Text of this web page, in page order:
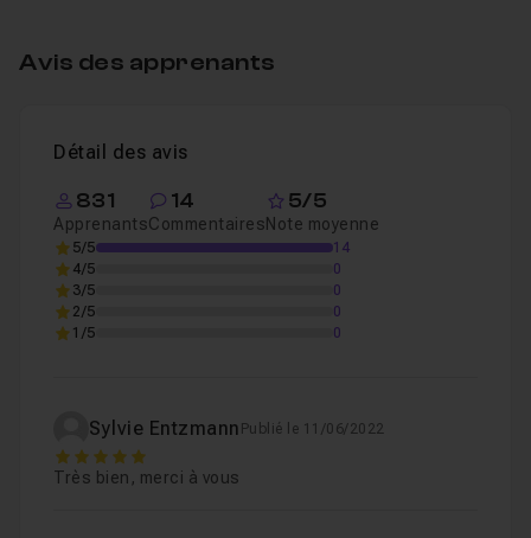
Avis des apprenants
Détail des avis
831
Apprenants
14
Commentaires
5/5
Note moyenne
5/5
14
4/5
0
3/5
0
2/5
0
1/5
0
Sylvie Entzmann Publié le 11/06/2022
5
Très bien, merci à vous